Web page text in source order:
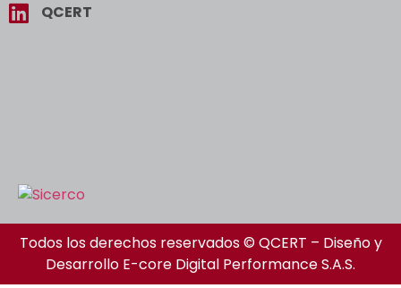
QCERT
Todos los derechos reservados © QCERT – Diseño y
Desarrollo E-core Digital Performance S.A.S.